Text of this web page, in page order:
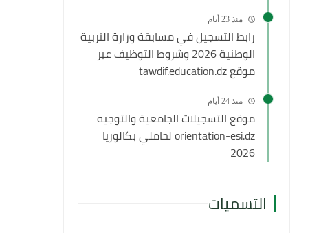
منذ 23 أيام
رابط التسجيل في مسابقة وزارة التربية
الوطنية 2026 وشروط التوظيف عبر
موقع tawdif.education.dz
منذ 24 أيام
موقع التسجيلات الجامعية والتوجيه
orientation-esi.dz لحاملي بكالوريا
2026
التسميات